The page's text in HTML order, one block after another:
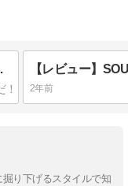
徹底解説
2年前
り下げるスタイルで知